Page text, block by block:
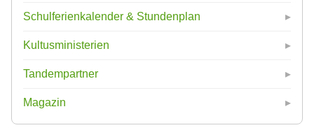
Schulferienkalender & Stundenplan
Kultusministerien
Tandempartner
Magazin